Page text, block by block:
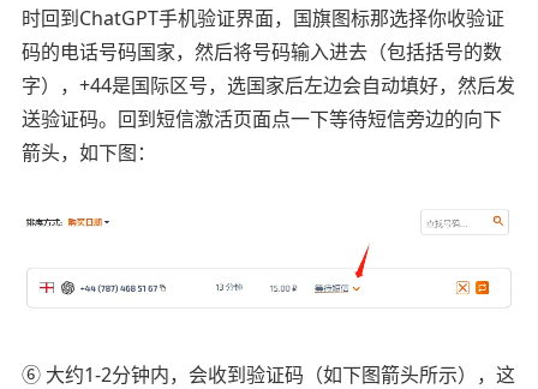
时回到ChatGPT手机验证界面，国旗图标那选择你收验证
码的电话号码国家，然后将号码输入进去（包括括号的数
字），+44是国际区号，选国家后左边会自动填好，然后发
送验证码。回到短信激活页面点一下等待短信旁边的向下
箭头，如下图：
⑥ 大约1-2分钟内，会收到验证码（如下图箭头所示），这